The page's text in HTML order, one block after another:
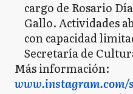
cargo de Rosario
Gallo. Actividades
con capacidad
Secretaría de
Más información: